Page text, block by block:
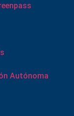
Autónoma